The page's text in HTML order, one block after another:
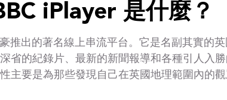
iPlayer 是什麼？
推出的著名線上串流平台。它是名副其實的
省的紀錄片、最新的新聞報導和各種引人入
要是為那些發現自己在英國地理範圍內的觀